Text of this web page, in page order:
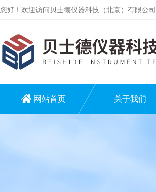
您好！欢迎访问贝士德仪器科技（北京）有限公司
网站首页 关于我们